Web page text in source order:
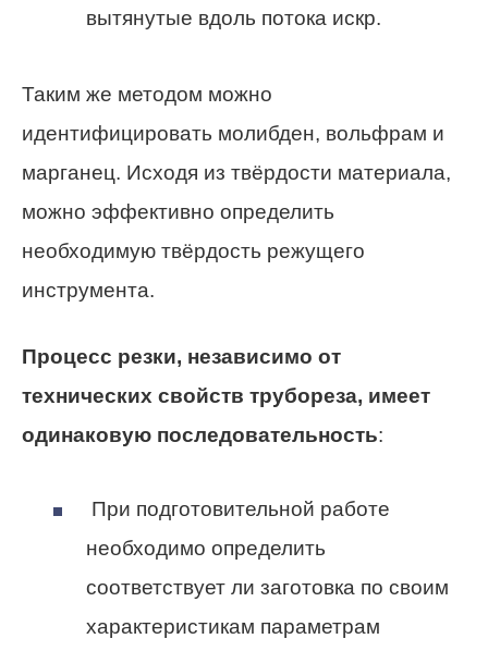
вытянутые вдоль потока искр.
Таким же методом можно
идентифицировать молибден, вольфрам и
марганец. Исходя из твёрдости материала,
можно эффективно определить
необходимую твёрдость режущего
инструмента.
Процесс резки, независимо от
технических свойств трубореза, имеет
одинаковую последовательность:
При подготовительной работе
необходимо определить
соответствует ли заготовка по своим
характеристикам параметрам